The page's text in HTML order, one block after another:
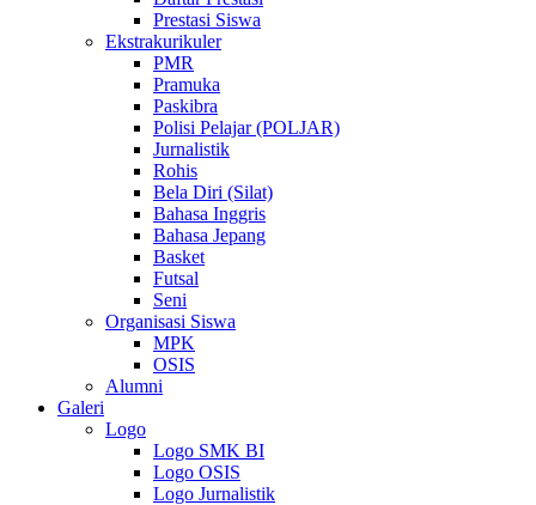
Prestasi Siswa
Ekstrakurikuler
PMR
Pramuka
Paskibra
Polisi Pelajar (POLJAR)
Jurnalistik
Rohis
Bela Diri (Silat)
Bahasa Inggris
Bahasa Jepang
Basket
Futsal
Seni
Organisasi Siswa
MPK
OSIS
Alumni
Galeri
Logo
Logo SMK BI
Logo OSIS
Logo Jurnalistik